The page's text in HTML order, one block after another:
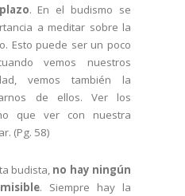
. En el budismo se
a meditar sobre la
Esto puede ser un poco
vemos nuestros
vemos también la
de ellos. Ver los
que ver con nuestra
(Pg. 58)
budista, no hay ningún
. Siempre hay la